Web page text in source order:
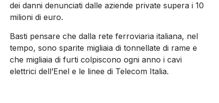
dei danni denunciati dalle aziende private supera i 10
milioni di euro.
Basti pensare che dalla rete ferroviaria italiana, nel
tempo, sono sparite migliaia di tonnellate di rame e
che migliaia di furti colpiscono ogni anno i cavi
elettrici dell’Enel e le linee di Telecom Italia.